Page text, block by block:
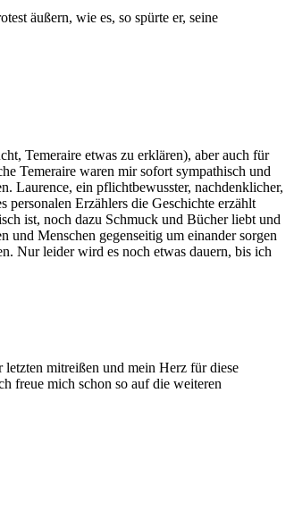
äußern, wie es, so spürte er, seine
Temeraire etwas zu erklären), aber auch für
Temeraire waren mir sofort sympathisch und
Laurence, ein pflichtbewusster, nachdenklicher,
Erzählers die Geschichte erzählt
ist, noch dazu Schmuck und Bücher liebt und
und Menschen gegenseitig um einander sorgen
Nur leider wird es noch etwas dauern, bis ich
mitreißen und mein Herz für diese
freue mich schon so auf die weiteren